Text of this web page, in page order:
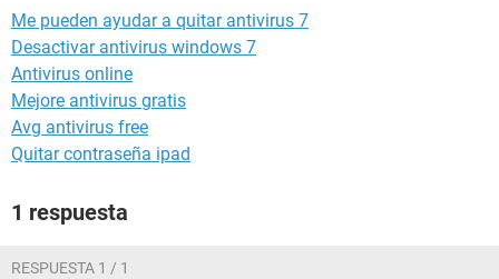
Me pueden ayudar a quitar antivirus 7
Desactivar antivirus windows 7
Antivirus online
Mejore antivirus gratis
Avg antivirus free
Quitar contraseña ipad
1 respuesta
RESPUESTA 1 / 1